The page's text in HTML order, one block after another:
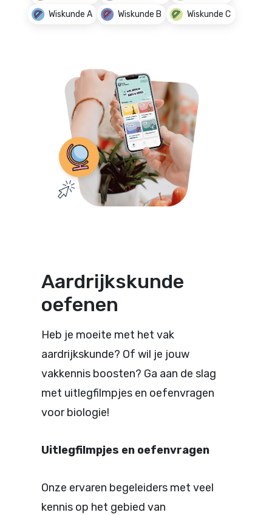
Wiskunde A
Wiskunde B Wiskunde C
Aardrijkskunde
oefenen
Heb je moeite met het vak
aardrijkskunde? Of wil je jouw
vakkennis boosten? Ga aan de slag
met uitlegfilmpjes en oefenvragen
voor biologie!
Uitlegfilmpjes en oefenvragen
Onze ervaren begeleidersmet veel
kennisop het gebied van